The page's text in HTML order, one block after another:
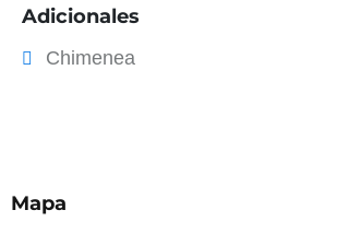
Adicionales
Chimenea
Mapa